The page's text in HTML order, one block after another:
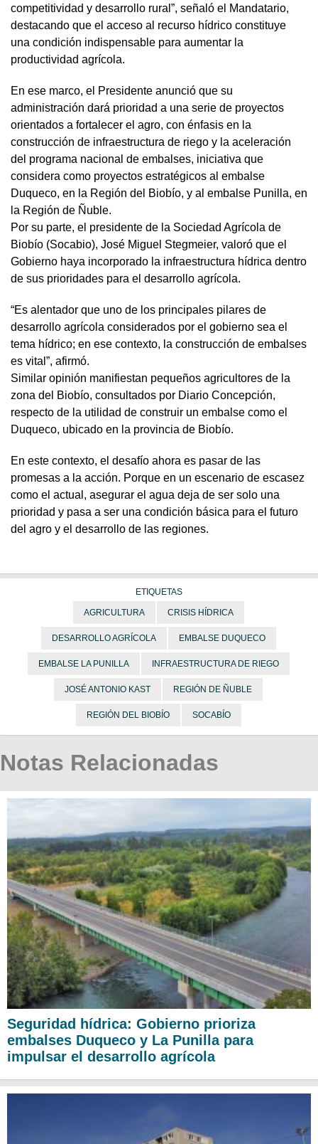
competitividad y desarrollo rural”, señaló el Mandatario,
destacando que el acceso al recurso hídrico constituye
una condición indispensable para aumentar la
productividad agrícola.
En ese marco, el Presidente anunció que su
administración dará prioridad a una serie de proyectos
orientados a fortalecer el agro, con énfasis en la
construcción de infraestructura de riego y la aceleración
del programa nacional de embalses, iniciativa que
considera como proyectos estratégicos al embalse
Duqueco, en la Región del Biobío, y al embalse Punilla, en
la Región de Ñuble.
Por su parte, el presidente de la Sociedad Agrícola de
Biobío (Socabio), José Miguel Stegmeier, valoró que el
Gobierno haya incorporado la infraestructura hídrica dentro
de sus prioridades para el desarrollo agrícola.
“Es alentador que uno de los principales pilares de
desarrollo agrícola considerados por el gobierno sea el
tema hídrico; en ese contexto, la construcción de embalses
es vital”, afirmó.
Similar opinión manifiestan pequeños agricultores de la
zona del Biobío, consultados por Diario Concepción,
respecto de la utilidad de construir un embalse como el
Duqueco, ubicado en la provincia de Biobío.
En este contexto, el desafío ahora es pasar de las
promesas a la acción. Porque en un escenario de escasez
como el actual, asegurar el agua deja de ser solo una
prioridad y pasa a ser una condición básica para el futuro
del agro y el desarrollo de las regiones.
ETIQUETAS
AGRICULTURA CRISIS HÍDRICA
DESARROLLO AGRÍCOLA EMBALSE DUQUECO
EMBALSE LA PUNILLA INFRAESTRUCTURA DE RIEGO
JOSÉ ANTONIO KAST REGIÓN DE ÑUBLE
REGIÓN DEL BIOBÍO SOCABÍO
Notas Relacionadas
Seguridad hídrica: Gobierno prioriza
embalses Duqueco y La Punilla para
impulsar el desarrollo agrícola